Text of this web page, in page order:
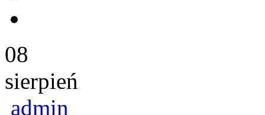
08
sierpień
admin